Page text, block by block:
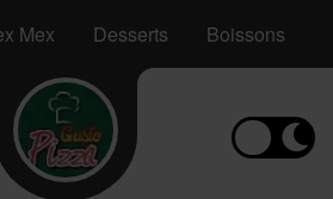
Mex Desserts Boissons